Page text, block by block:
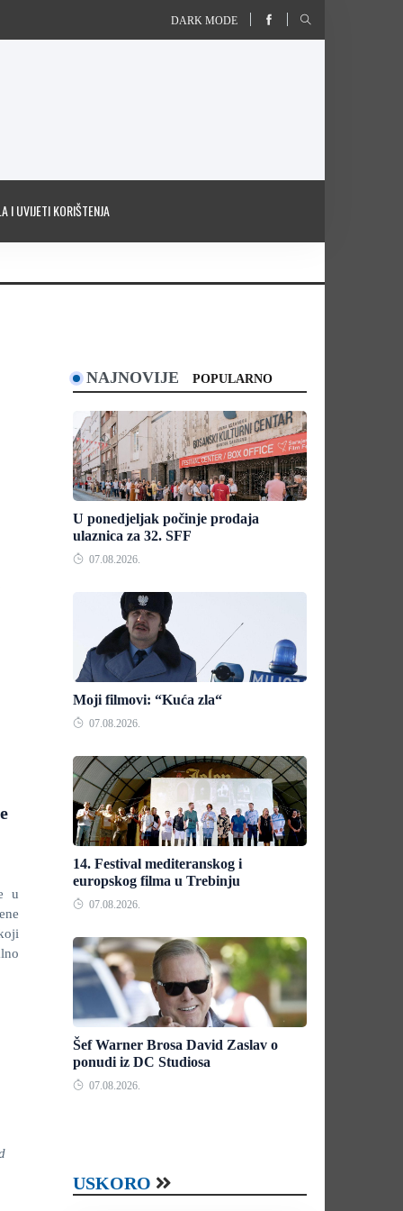
DARK MODE
I UVIJETI KORIŠTENJA
u
NAJNOVIJE POPULARNO
U ponedjeljak počinje prodaja
ulaznica za 32. SFF
07.08.2026.
Moji filmovi: “Kuća zla“
07.08.2026.
14. Festival mediteranskog i
europskog filma u Trebinju
07.08.2026.
Šef Warner Brosa David Zaslav o
ponudi iz DC Studiosa
07.08.2026.
USKORO